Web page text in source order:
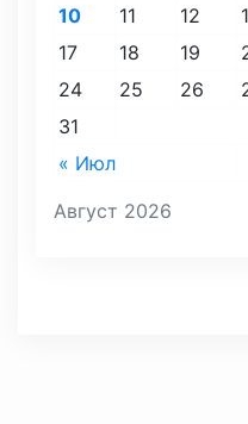
Август 2026
« Июл
10
11 12
17
18 19
24
25 26
31